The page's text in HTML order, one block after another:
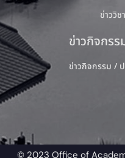
ข่าววิ
ข่าวกิจกร
ข่าวกิจกรรม /
© 2023 Office of